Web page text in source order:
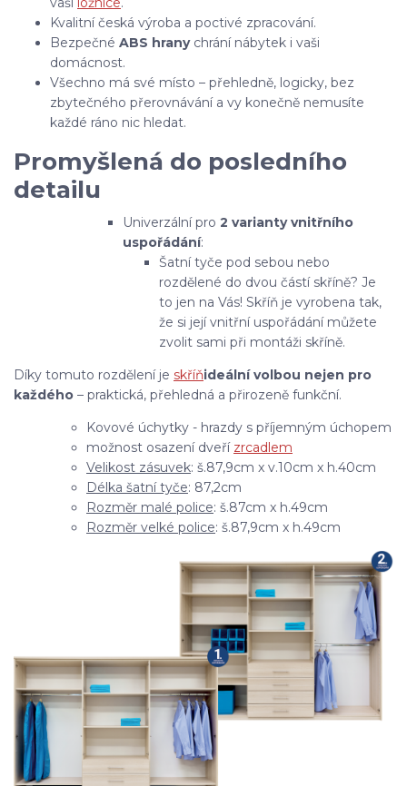
Kvalitní česká výroba a poctivé zpracování.
Bezpečné ABS hranychrání nábytek i vaši
domácnost.
Všechno má své místo – přehledně, logicky, bez
zbytečného přerovnávání a vy konečně nemusíte
každé ráno nic hledat.
Promyšlená do posledního
detailu
Univerzální pro 2 varianty vnitřního
uspořádání:
Šatní tyče pod sebou nebo
rozdělené do dvou částí skříně? Je
to jen na Vás! Skříň je vyrobena tak,
že si její vnitřní uspořádání můžete
zvolit sami při montáži skříně.
Díky tomuto rozdělení je skříňideální volbou nejen pro
každého – praktická, přehledná a přirozeně funkční.
Kovové úchytky - hrazdy s příjemným úchopem
možnost osazení dveří zrcadlem
Velikost zásuvek: š.87,9cm x v.10cm x h.40cm
Délka šatní tyče: 87,2cm
Rozměr malé police: š.87cm x h.49cm
Rozměr velké police: š.87,9cm x h.49cm